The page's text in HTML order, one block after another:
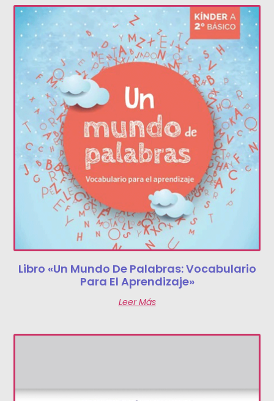
Libro «Un Mundo De Palabras: Vocabulario
Para El Aprendizaje»
Leer Más